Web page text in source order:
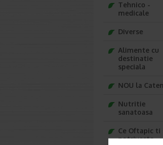
Tehnico -
medicale
Diverse
Alimente cu
destinatie
speciala
NOU la
Nutritie
sanatoasa
Ce Oftapic ti
potriveste